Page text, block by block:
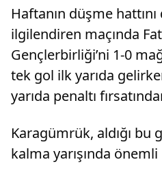
Haftanın düşme
ilgilendiren maçında
Gençlerbirliği’ni 1-0
tek gol ilk yarıda
yarıda penaltı
Karagümrük, aldığı bu
kalma yarışında